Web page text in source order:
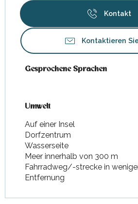
Kontakt
Kontaktieren
Gesprochene Sprachen
Gesprochene Sprachen
Umwelt
Umwelt
Auf einer Insel
Dorfzentrum
Wasserseite
Meer innerhalb von 300 m
Fahrradweg/-strecke in
Entfernung